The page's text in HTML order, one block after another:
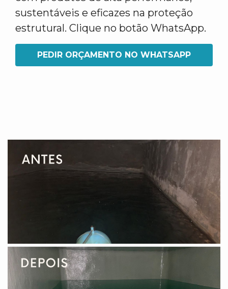
sustentáveis e eficazes na proteção
estrutural. Clique no botão WhatsApp.
PEDIR ORÇAMENTO NO WHATSAPP